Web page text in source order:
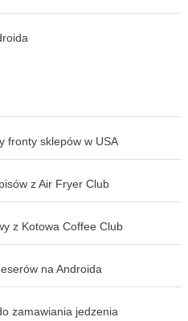
fronty sklepów w USA
z Air Fryer Club
z Kotowa Coffee Club
na Androida
zamawiania jedzenia